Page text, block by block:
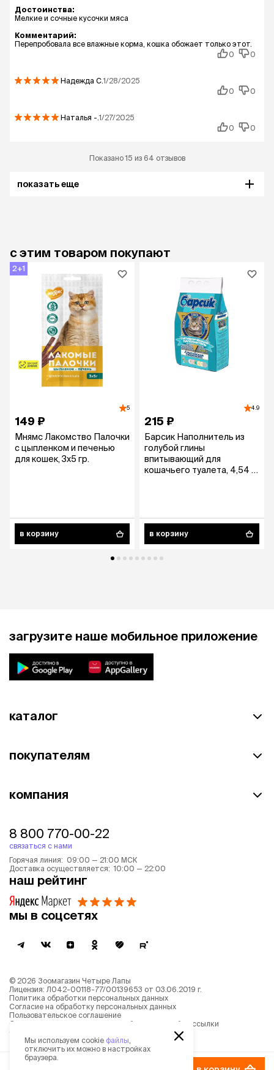
Достоинства:
Мелкие и сочные кусочки мяса
Комментарий:
Перепробовала все влажные корма, кошка обожает только этот.
0
0
Надежда С.1/28/2025
0
0
Наталья -.1/27/2025
0
0
Показано 15 из 64 отзывов
показать еще
с этим товаром покупают
2+1
5
149 ₽
Мнямс Лакомство Палочки
с цыпленком и печенью
для кошек, 3х5 гр.
в корзину
4.9
215 ₽
Барсик Наполнитель из
голубой глины
впитывающий для
кошачьего туалета, 4,54 л
в корзину
загрузите наше мобильное приложение
каталог
покупателям
компания
8 800 770-00-22
связаться с нами
Горячая линия: 09:00 — 21:00 МСК
Доставка осуществляется: 10:00 — 22:00
наш рейтинг
мы в соцсетях
© 2026 Зоомагазин Четыре Лапы
Лицензия: Л042-00118-77/00139653 от 03.06.2019 г.
Политика обработки персональных данных
Согласие на обработку персональных данных
Пользовательское соглашение
Согласие на получение новостной и рекламной рассылки
Описание рекомендательных алгоритмов
Мы используем cookie файлы
отключить их можно в настройках
браузера.